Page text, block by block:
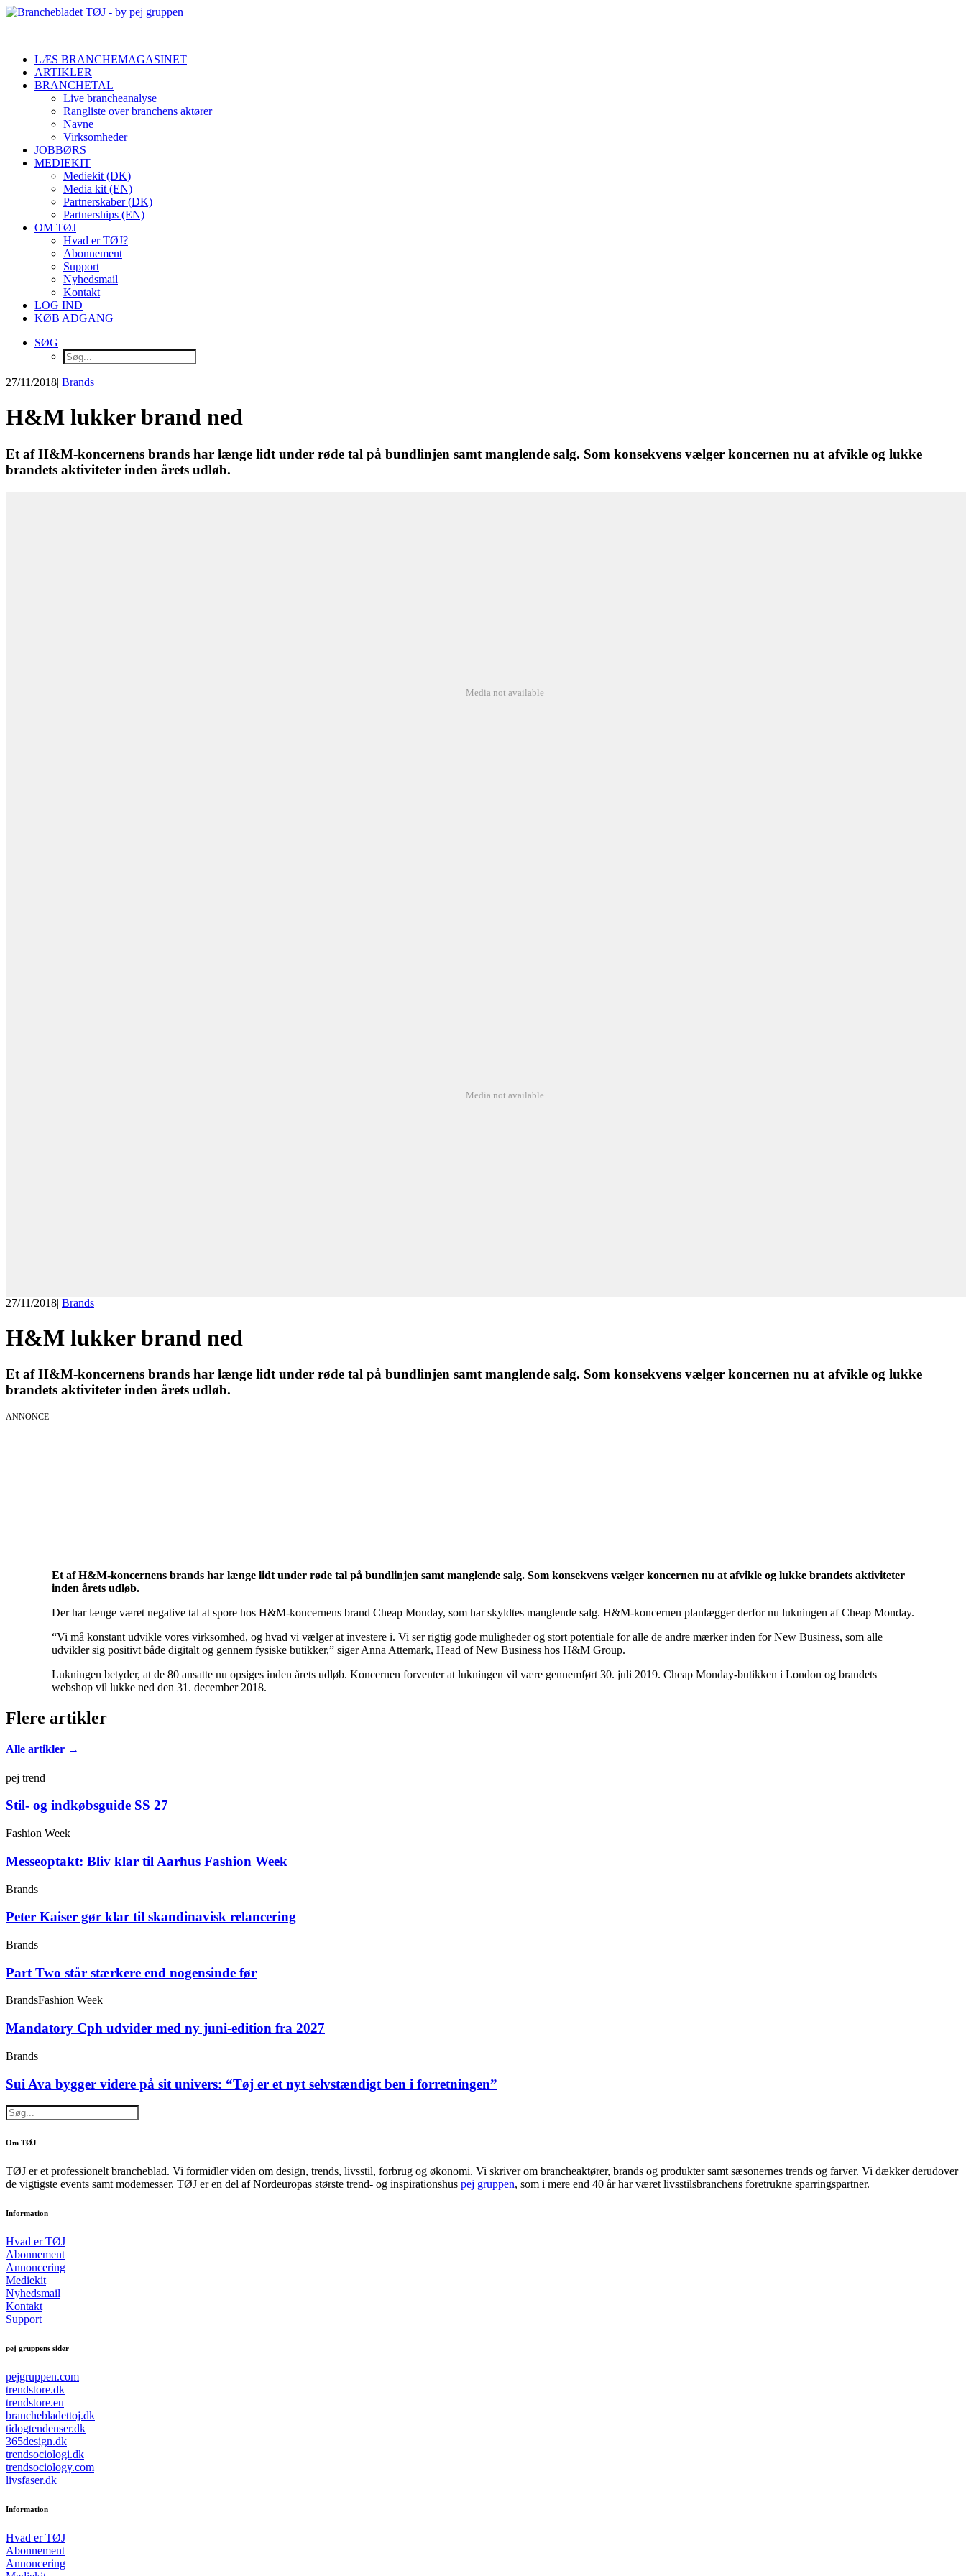
LÆS BRANCHEMAGASINET
ARTIKLER
BRANCHETAL
Live brancheanalyse
Rangliste over branchens aktører
Navne
Virksomheder
JOBBØRS
MEDIEKIT
Mediekit (DK)
Media kit (EN)
Partnerskaber (DK)
Partnerships (EN)
OM TØJ
Hvad er TØJ?
Abonnement
Support
Nyhedsmail
Kontakt
LOG IND
KØB ADGANG
SØG
27/11/2018| Brands
H&M lukker brand ned
Et af H&M-koncernens brands har længe lidt under røde tal på bundlinjen samt manglende salg. Som konsekvens vælger koncernen nu at afvikle og lukke
brandets aktiviteter inden årets udløb.
Media not available
Media not available
27/11/2018| Brands
H&M lukker brand ned
Et af H&M-koncernens brands har længe lidt under røde tal på bundlinjen samt manglende salg. Som konsekvens vælger koncernen nu at afvikle og lukke
brandets aktiviteter inden årets udløb.
ANNONCE
Et af H&M-koncernens brands har længe lidt under røde tal på bundlinjen samt manglende salg. Som konsekvens vælger koncernen nu at afvikle og lukke brandets aktiviteter
inden årets udløb.
Der har længe været negative tal at spore hos H&M-koncernens brand Cheap Monday, som har skyldtes manglende salg. H&M-koncernen planlægger derfor nu lukningen af Cheap Monday.
“Vi må konstant udvikle vores virksomhed, og hvad vi vælger at investere i. Vi ser rigtig gode muligheder og stort potentiale for alle de andre mærker inden for New Business, som alle
udvikler sig positivt både digitalt og gennem fysiske butikker,” siger Anna Attemark, Head of New Business hos H&M Group.
Lukningen betyder, at de 80 ansatte nu opsiges inden årets udløb. Koncernen forventer at lukningen vil være gennemført 30. juli 2019. Cheap Monday-butikken i London og brandets
webshop vil lukke ned den 31. december 2018.
Flere artikler
Alle artikler →
pej trend
Stil- og indkøbsguide SS 27
Fashion Week
Messeoptakt: Bliv klar til Aarhus Fashion Week
Brands
Peter Kaiser gør klar til skandinavisk relancering
Brands
Part Two står stærkere end nogensinde før
BrandsFashion Week
Mandatory Cph udvider med ny juni-edition fra 2027
Brands
Sui Ava bygger videre på sit univers: “Tøj er et nyt selvstændigt ben i forretningen”
Om TØJ
TØJ er et professionelt brancheblad. Vi formidler viden om design, trends, livsstil, forbrug og økonomi. Vi skriver om brancheaktører, brands og produkter samt sæsonernes trends og farver. Vi dækker derudover
de vigtigste events samt modemesser. TØJ er en del af Nordeuropas største trend- og inspirationshus pej gruppen, som i mere end 40 år har været livsstilsbranchens foretrukne sparringspartner.
Information
Hvad er TØJ
Abonnement
Annoncering
Mediekit
Nyhedsmail
Kontakt
Support
pej gruppens sider
pejgruppen.com
trendstore.dk
trendstore.eu
branchebladettoj.dk
tidogtendenser.dk
365design.dk
trendsociologi.dk
trendsociology.com
livsfaser.dk
Information
Hvad er TØJ
Abonnement
Annoncering